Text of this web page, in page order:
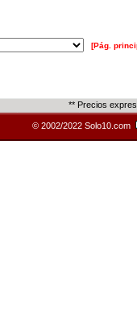
[Pág.
** Precios
© 2002/2022 Solo10.com